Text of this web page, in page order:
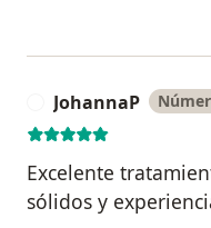
JohannaP
Excelente
sólidos y